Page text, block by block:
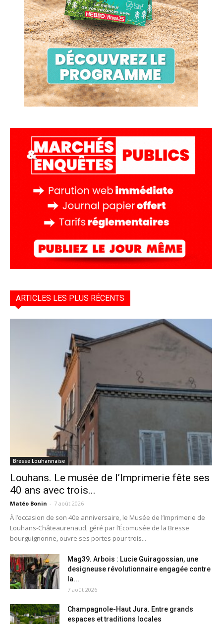
ARTICLES LES PLUS RÉCENTS
Bresse Louhannaise
Louhans. Le musée de l’Imprimerie fête ses
40 ans avec trois...
Matéo Bonin - 7 août 2026
À l’occasion de son 40e anniversaire, le Musée de l’Imprimerie de
Louhans-Châteaurenaud, géré par l’Écomusée de la Bresse
bourguignonne, ouvre ses portes pour trois...
Mag39. Arbois : Lucie Guiragossian, une
designeuse révolutionnaire engagée contre
la...
7 août 2026
Champagnole-Haut Jura. Entre grands
espaces et traditions locales